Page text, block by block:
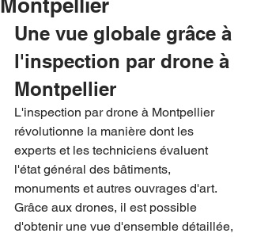
Montpellier
Une vue globale grâce à
l'inspection par drone à
Montpellier
L'inspection par drone à Montpellier
révolutionne la manière dont les
experts et les techniciens évaluent
l'état général des bâtiments,
monuments et autres ouvrages d'art.
Grâce aux drones, il est possible
d'obtenir une vue d'ensemble détaillée,